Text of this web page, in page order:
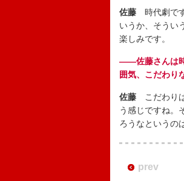
佐藤 時代劇で
いうか、そうい
楽しみです。
――佐藤さんは時
囲気、こだわり
佐藤 こだわり
う感じですね。
ろうなというの
prev